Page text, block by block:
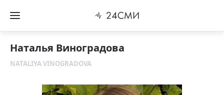
Наталья Виноградова
NATALIYA VINOGRADOVA